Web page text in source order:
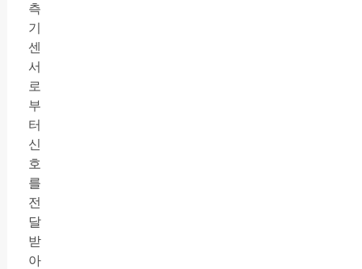
측
기
센
서
로
부
터
신
호
를
전
달
받
아